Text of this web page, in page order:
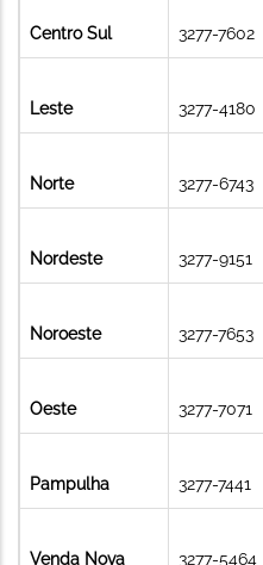
Centro Sul 3277-7602
Leste 3277-4180
Norte 3277-6743
Nordeste 3277-9151
Noroeste 3277-7653
Oeste 3277-7071
Pampulha 3277-7441
Venda Nova 3277-5464